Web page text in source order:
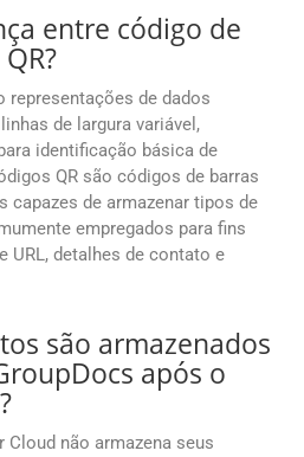
entre código de
representações de dados
de largura variável,
identificação básica de
QR são códigos de barras
capazes de armazenar tipos de
empregados para fins
URL, detalhes de contato e
são armazenados
após o
Cloud não armazena seus